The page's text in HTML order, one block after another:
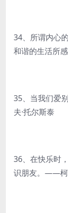
34、所谓内心
和谐的生活所
35、当我们爱
夫·托尔斯泰
36、在快乐时
识朋友。——